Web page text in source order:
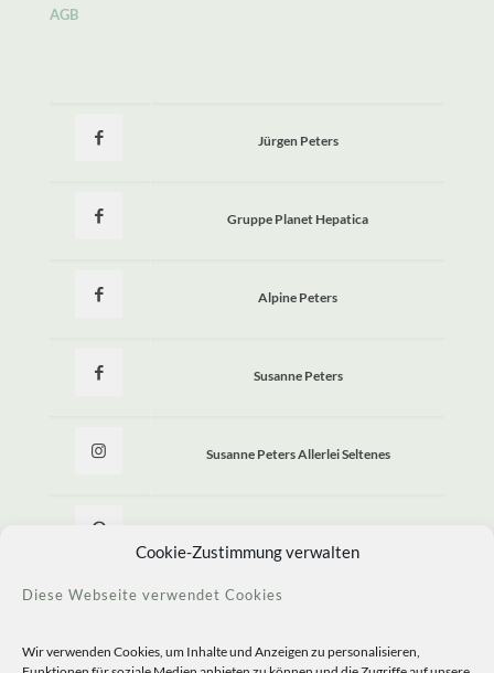
Cookie-Zustimmung verwalten
Diese Webseite verwendet Cookies
Wir verwenden Cookies, um Inhalte und Anzeigen zu personalisieren,
AGB
Jürgen Peters
Gruppe Planet Hepatica
Alpine Peters
Susanne Peters
Susanne Peters Allerlei Seltenes